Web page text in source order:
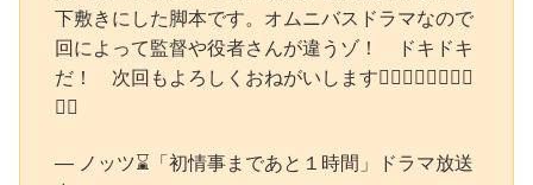
下敷きにした脚本です。オムニバスドラマなので
回によって監督や役者さんが違うゾ！ ドキドキ
だ！ 次回もよろしくおねがいします🙇‍♂️🙇‍♂️🙇‍♂️🙇‍♂️
🙇‍♂️
— ノッツ⌛「初情事まであと１時間」ドラマ放送